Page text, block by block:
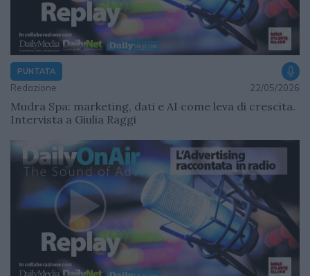
PUNTATA
Redazione 22/05/2026
Mudra Spa: marketing, dati e AI come leva di crescita.
Intervista a Giulia Raggi